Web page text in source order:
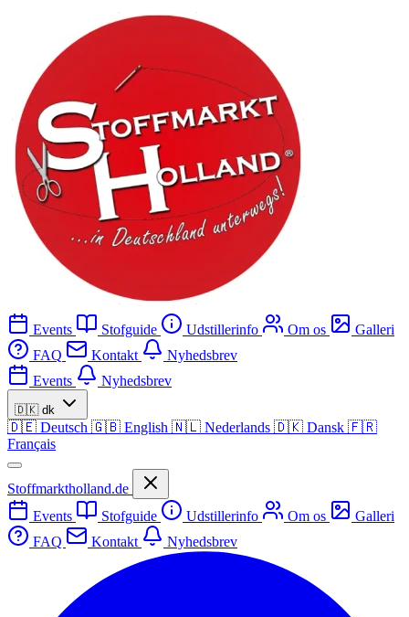
Events Stofguide Udstillerinfo Om os
Galleri
FAQ
Kontakt
Nyhedsbrev
Events
Nyhedsbrev
🇩🇰 dk
🇩🇪 Deutsch 🇬🇧 English 🇳🇱 Nederlands 🇩🇰 Dansk 🇫🇷
Français
Stoffmarktholland.de
Events
Stofguide Udstillerinfo Om os
Galleri
FAQ
Kontakt Nyhedsbrev